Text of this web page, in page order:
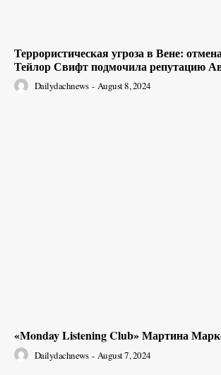
Террористическая угроза в Вене:
Тейлор Свифт подмочила репутацию
Dailydachnews - August 8, 2024
«Monday Listening Club» Мартина
Dailydachnews - August 7, 2024